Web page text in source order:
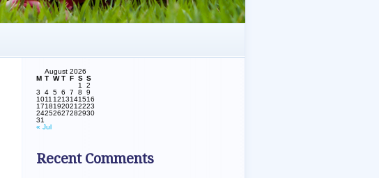
August 2026
M T W T F S S
1
2
3
4 5 6 7 8
9
1011 1213141516
17181920212223
24252627282930
31
« Jul
Recent Comments